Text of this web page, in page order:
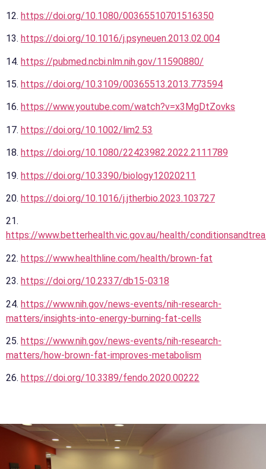
12. https://doi.org/10.1080/00365510701516350
13. https://doi.org/10.1016/j.psyneuen.2013.02.004
14. https://pubmed.ncbi.nlm.nih.gov/11590880/
15. https://doi.org/10.3109/00365513.2013.773594
16. https://www.youtube.com/watch?v=x3MgDtZovks
17. https://doi.org/10.1002/lim2.53
18. https://doi.org/10.1080/22423982.2022.2111789
19. https://doi.org/10.3390/biology12020211
20. https://doi.org/10.1016/j.jtherbio.2023.103727
21.
https://www.betterhealth.vic.gov.au/health/
22. https://www.healthline.com/health/brown-fat
23. https://doi.org/10.2337/db15-0318
24. https://www.nih.gov/news-events/nih-research-
matters/insights-into-energy-burning-fat-cells
25. https://www.nih.gov/news-events/nih-research-
matters/how-brown-fat-improves-metabolism
26. https://doi.org/10.3389/fendo.2020.00222